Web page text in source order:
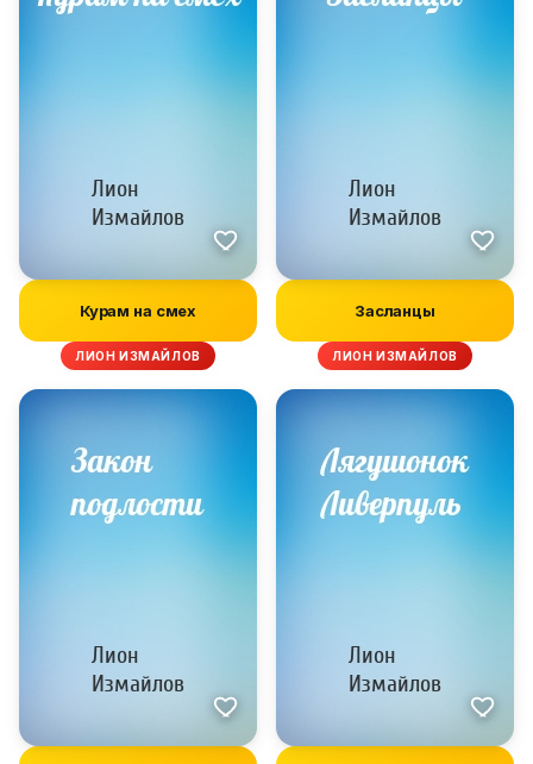
Курам на смех
ЛИОН ИЗМАЙЛОВ
Засланцы
ЛИОН ИЗМАЙЛОВ